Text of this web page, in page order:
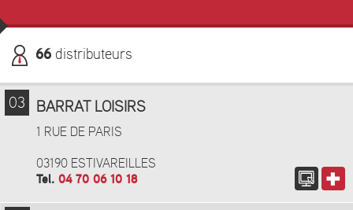
66 distributeurs
03 BARRAT LOISIRS
1 RUE DE PARIS
03190 ESTIVAREILLES
Tel. 04 70 06 10 18